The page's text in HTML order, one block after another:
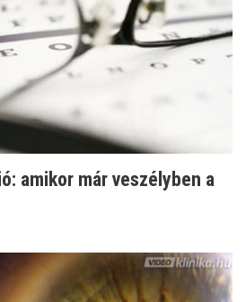
amikor már veszélyben a